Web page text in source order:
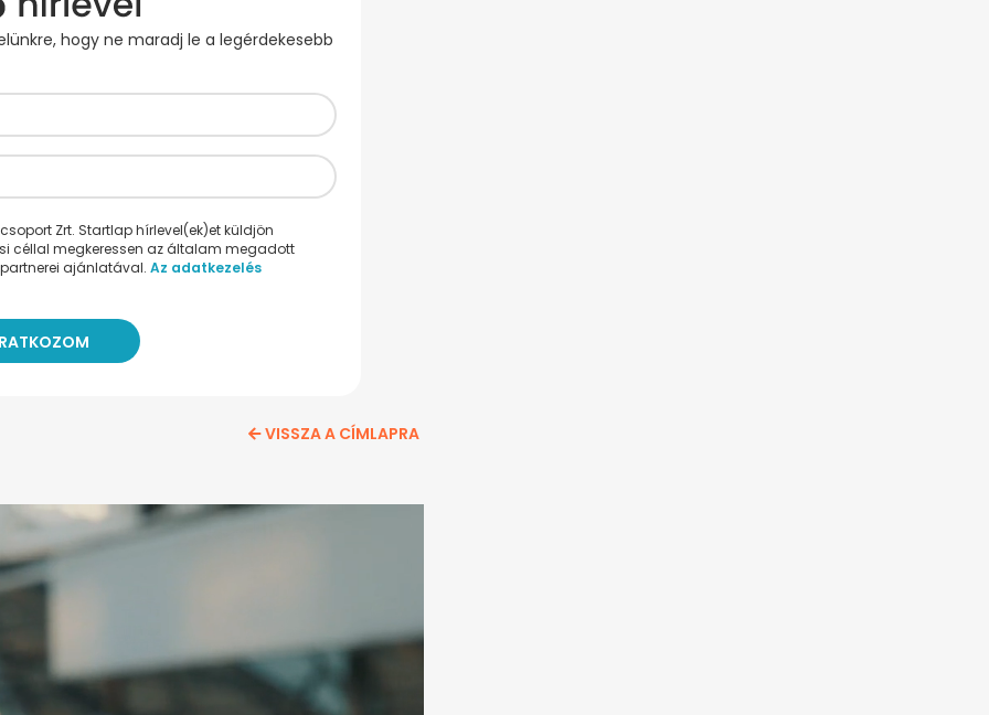
hogy ne maradj le a legérdekesebb
Zrt. Startlap hírlevel(ek)et küldjön
céllal megkeressen az általam megadott
ajánlatával. Az adatkezelés
VISSZA A CÍMLAPRA